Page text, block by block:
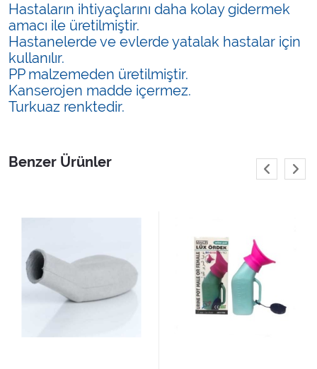
Hastaların ihtiyaçlarını daha kolay gidermek
amacı ile üretilmiştir.
Hastanelerde ve evlerde yatalak hastalar için
kullanılır.
PP malzemeden üretilmiştir.
Kanserojen madde içermez.
Turkuaz renktedir.
Benzer Ürünler